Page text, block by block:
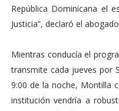
República Dominicana el
Justicia”, declaró el
Mientras conducía el
transmite cada jueves por
9:00 de la noche, Montilla
institución vendría a